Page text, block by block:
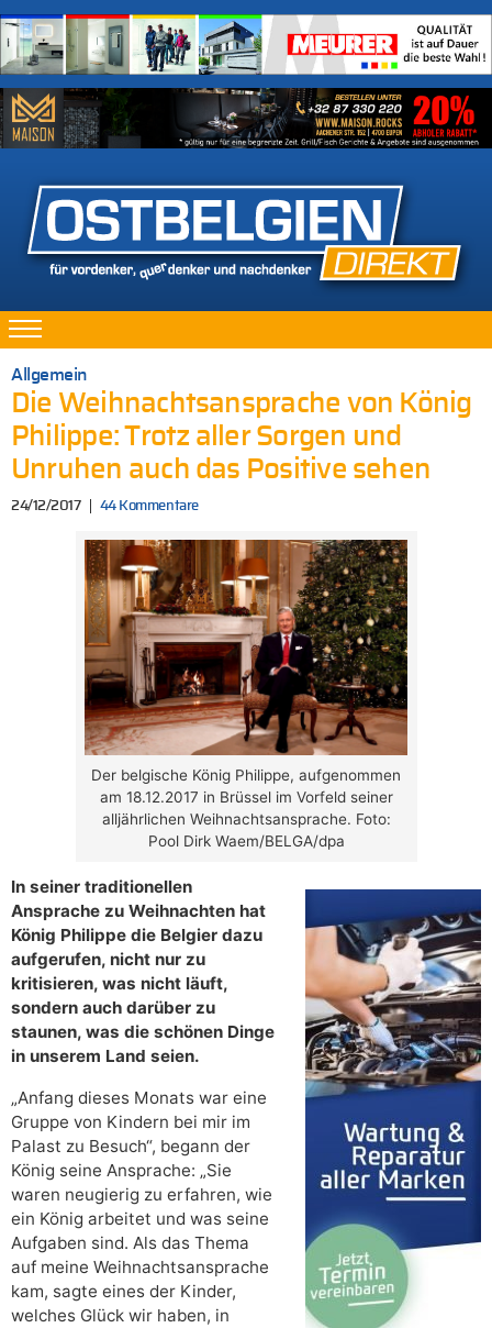
Allgemein
Die Weihnachtsansprache von König
Philippe: Trotz aller Sorgen und
Unruhen auch das Positive sehen
24/12/2017 44 Kommentare
Der belgische König Philippe, aufgenommen
am 18.12.2017 in Brüssel im Vorfeld seiner
alljährlichen Weihnachtsansprache. Foto:
Pool Dirk Waem/BELGA/dpa
In seiner traditionellen
Ansprache zu Weihnachten hat
König Philippe die Belgier dazu
aufgerufen, nicht nur zu
kritisieren, was nicht läuft,
sondern auch darüber zu
staunen, was die schönen Dinge
in unserem Land seien.
„Anfang dieses Monats war eine
Gruppe von Kindern bei mir im
Palast zu Besuch“, begann der
König seine Ansprache: „Sie
waren neugierig zu erfahren, wie
ein König arbeitet und was seine
Aufgaben sind. Als das Thema
auf meine Weihnachtsansprache
kam, sagte eines der Kinder,
welches Glück wir haben, in